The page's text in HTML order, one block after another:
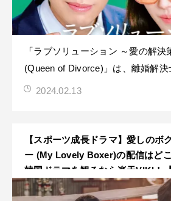
「ラブソリューション ～愛の解決
(Queen of Divorce)」は、離婚解決
ビが結婚生活の問題に立ち向かう
いますが、V
2024.02.13
【スポーツ成長ドラマ】愛しのボ
ー (My Lovely Boxer)の配信はど
韓国ドラマを観るなら楽天VIKI！
ません】